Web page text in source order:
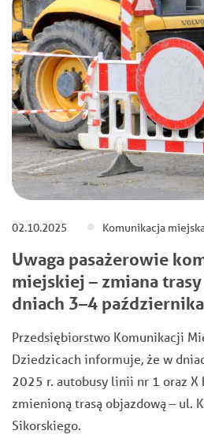
02.10.2025 Komunikacja
Uwaga pasażerowie
miejskiej – zmiana
dniach 3–4 października
Przedsiębiorstwo Komunikacji
Dziedzicach informuje, że w
2025 r. autobusy linii nr 1 oraz X
zmienioną trasą objazdową – ul.
Sikorskiego.